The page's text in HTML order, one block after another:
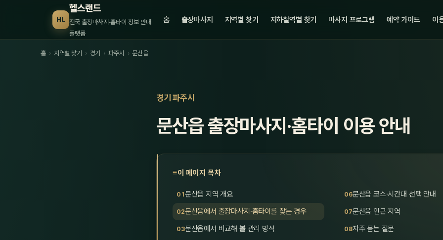
HL
헬스랜드
전국 출장마사지·홈타이 정보 안내
플랫폼
홈 출장마사지 지역별 찾기 지하철역별 찾기 마사지 프로그램 예약 가이드 이
홈 › 지역별 찾기 › 경기 › 파주시 › 문산읍
경기 파주시
문산읍 출장마사지·홈타이 이용 안내
이 페이지 목차
문산읍 지역 개요
문산읍에서 출장마사지·홈타이를 찾는 경우
문산읍에서 비교해 볼 관리 방식
문산읍 코스·시간대 선택 안내
문산읍 인근 지역
자주 묻는 질문